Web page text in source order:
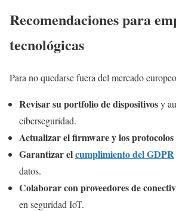
Recomendaciones para
tecnológicas
Para no quedarse fuera del mercado
Revisar su portfolio de dispositivosy
ciberseguridad.
Actualizar el firmware y los
Garantizar elcumplimiento del GDPR
datos.
Colaborar con proveedores de
en seguridad IoT.